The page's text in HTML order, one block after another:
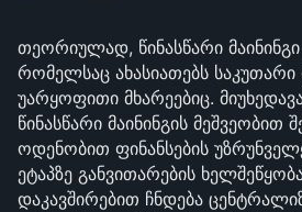
თეორიულად, წინასწარი
რომელსაც ახასიათებს
უარყოფითი მხარეებიც.
წინასწარი მაინინგის
ოდენობით ფინანსების
ეტაპზე განვითარების
დაკავშირებით ჩნდება